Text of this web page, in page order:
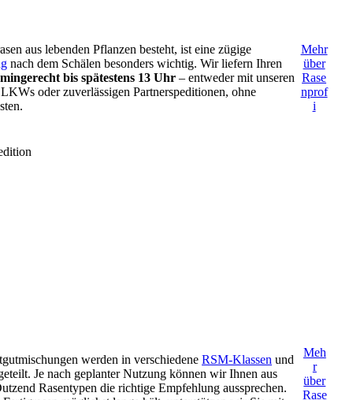
aus lebenden Pflanzen besteht, ist eine zügige
nach dem Schälen besonders wichtig. Wir liefern Ihren
bis spätestens 13 Uhr – entweder mit unseren
oder zuverlässigen Partnerspeditionen, ohne
Mehr
über
Rase
nprof
i
werden in verschiedene RSM-Klassen und
Je nach geplanter Nutzung können wir Ihnen aus
Rasentypen die richtige Empfehlung aussprechen.
Meh
r
über
Rase